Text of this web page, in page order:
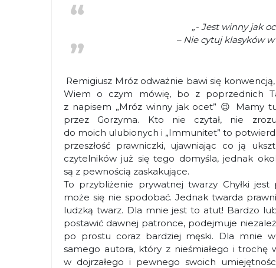
„- Jest winny jak
– Nie cytuj klasyków
Remigiusz Mróz odważnie bawi się
Wiem o czym mówię, bo z poprzednich
z napisem „Mróz winny jak ocet” 😉 Mamy
przez Gorzyma. Kto nie czytał, nie
do moich ulubionych i „Immunitet” to
przeszłość prawniczki, ujawniając co ją
czytelników już się tego domyśla, jednak
są z pewnością zaskakujące.
To przybliżenie prywatnej twarzy Chyłki
może się nie spodobać. Jednak twarda
ludzką twarz. Dla mnie jest to atut! Bardzo
postawić dawnej patronce, podejmuje
po prostu coraz bardziej męski. Dla mnie
samego autora, który z nieśmiałego i trochę
w dojrzałego i pewnego swoich